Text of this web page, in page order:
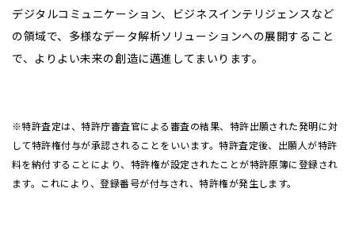
デジタルコミュニケーション、ビジネスインテリジェンスなど
の領域で、多様なデータ解析ソリューションへの展開すること
で、よりよい未来の創造に邁進してまいります。
※特許査定は、特許庁審査官による審査の結果、特許出願された発明に対
して特許権付与が承認されることをいいます。特許査定後、出願人が特許
料を納付することにより、特許権が設定されたことが特許原簿に登録され
ます。これにより、登録番号が付与され、特許権が発生します。